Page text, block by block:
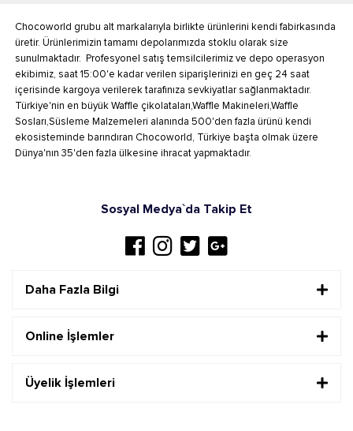
Chocoworld grubu alt markalarıyla birlikte ürünlerini kendi fabirkasında
üretir. Ürünlerimizin tamamı depolarımızda stoklu olarak size
sunulmaktadır. Profesyonel satış temsilcilerimiz ve depo operasyon
ekibimiz, saat 15:00'e kadar verilen siparişlerinizi en geç 24 saat
içerisinde kargoya verilerek tarafınıza sevkiyatlar sağlanmaktadır.
Türkiye'nin en büyük Waffle çikolataları,Waffle Makineleri,Waffle
Sosları,Süsleme Malzemeleri alanında 500'den fazla ürünü kendi
ekosisteminde barındıran Chocoworld, Türkiye başta olmak üzere
Dünya'nın 35'den fazla ülkesine ihracat yapmaktadır.
Sosyal Medya`da Takip Et
Daha Fazla Bilgi
Online İşlemler
Üyelik İşlemleri